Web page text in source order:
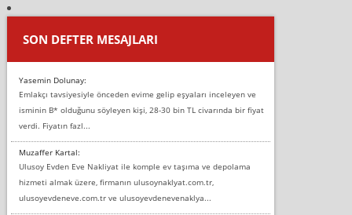
SON DEFTER MESAJLARI
Yasemin Dolunay:
Emlakçı tavsiyesiyle önceden evime gelip eşyaları inceleyen ve
isminin B* olduğunu söyleyen kişi, 28-30 bin TL civarında bir fiyat
verdi. Fiyatın fazl...
Muzaffer Kartal:
Ulusoy Evden Eve Nakliyat ile komple ev taşıma ve depolama
hizmeti almak üzere, firmanın ulusoynaklyat.com.tr,
ulusoyevdeneve.com.tr ve ulusoyevdenevenaklya...